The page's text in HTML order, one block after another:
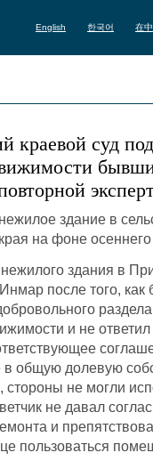
English 한국어 在
краевой суд
здания в
после того, как
и не
общую долевую
стороны не могли
не давал
и
пользоваться